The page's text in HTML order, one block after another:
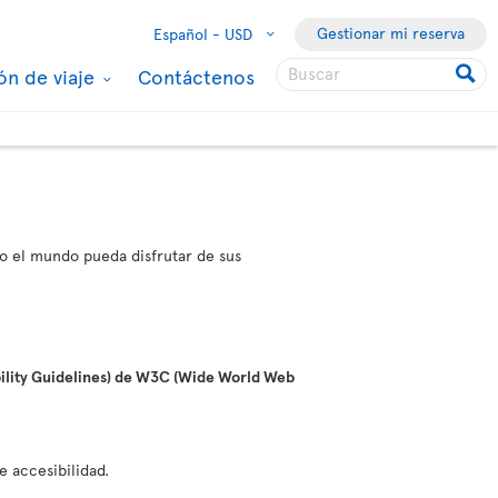
Español - USD Gestionar mi reserva
de viaje Contáctenos
el mundo pueda disfrutar de sus
Guidelines) de W3C (Wide World Web
accesibilidad.